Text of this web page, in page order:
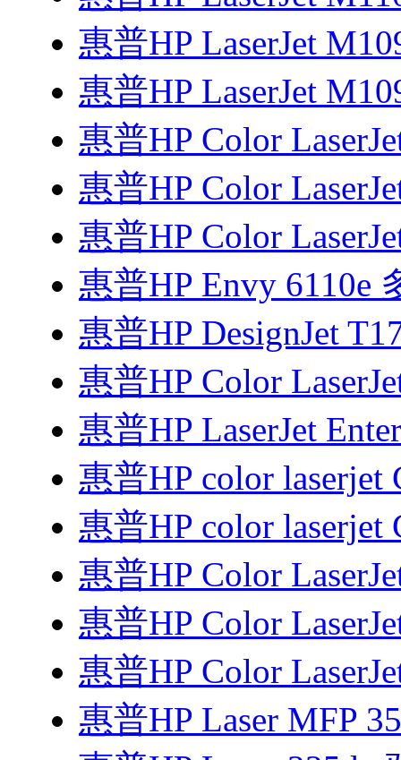
惠普HP LaserJet
惠普HP LaserJet
惠普HP Color
惠普HP Color
惠普HP Color
惠普HP Envy 6110e
惠普HP DesignJet
惠普HP Color
惠普HP LaserJet
惠普HP color laserjet
惠普HP color laserjet
惠普HP Color
惠普HP Color
惠普HP Color
惠普HP Laser MFP